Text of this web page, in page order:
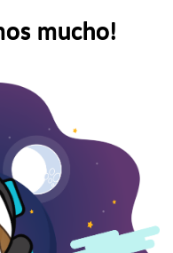
mucho!